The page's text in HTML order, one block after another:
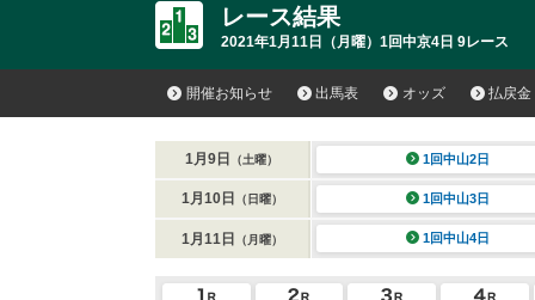
レース結果
2021年1月11日（月曜）1回中京4日 9レース
開催お知らせ 出馬表 オッズ 払戻金
1月9日 （土曜） 1回中山2日
1月10日 （日曜） 1回中山3日
1月11日 （月曜） 1回中山4日